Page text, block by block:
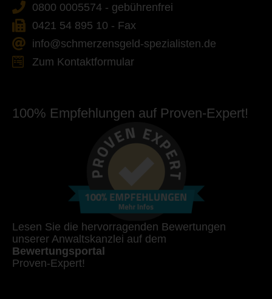
0800 0005574 - gebührenfrei
0421 54 895 10 - Fax
info@schmerzensgeld-spezialisten.de
Zum Kontaktformular
100% Empfehlungen auf Proven-Expert!
Lesen Sie die hervorragenden Bewertungen
unserer Anwaltskanzlei auf dem
Bewertungsportal
Proven-Expert!